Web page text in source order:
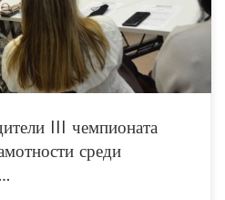
III чемпионата
среди